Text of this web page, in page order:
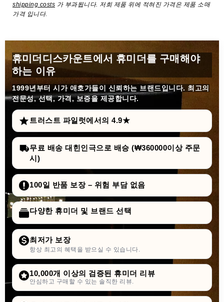
shipping costs 가 부과됩니다. 저희 제품 위에 적혀진 가격은 제품 소매
가격 입니다.
휴미더디스카운트에서 휴미더를 구매해야
하는 이유
1999년부터 시가 애호가들이 신뢰하는 브랜드입니다. 최고의
전문성, 선택, 가격, 보증을 제공합니다.
트러스트 파일럿에서의 4.9★
무료 배송 대힌인극으로 배승 (₩360000이상 주문
시)
100일 반품 보장 – 위험 부담 없음
다양한 휴미더 및 브랜드 선택
최저가 보장
항상 최고의 혜택을 받으실 수 있습니다.
10,000개 이상의 검증된 휴미더 리뷰
안심하고 구매할 수 있는 솔직한 리뷰.